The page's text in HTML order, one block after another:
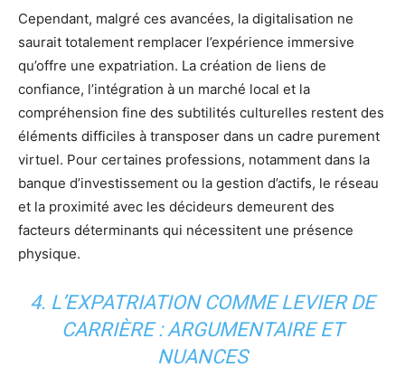
Cependant, malgré ces avancées, la digitalisation ne
saurait totalement remplacer l’expérience immersive
qu’offre une expatriation. La création de liens de
confiance, l’intégration à un marché local et la
compréhension fine des subtilités culturelles restent des
éléments difficiles à transposer dans un cadre purement
virtuel. Pour certaines professions, notamment dans la
banque d’investissement ou la gestion d’actifs, le réseau
et la proximité avec les décideurs demeurent des
facteurs déterminants qui nécessitent une présence
physique.
4. L’EXPATRIATION COMME LEVIER DE
CARRIÈRE : ARGUMENTAIRE ET
NUANCES